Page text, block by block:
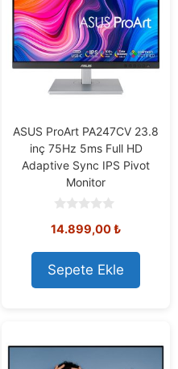
ASUS ProArt PA247CV 23.8
inç 75Hz 5ms Full HD
Adaptive Sync IPS Pivot
Monitor
o
t
o
f
5
14.899,00₺
Sepete Ekle